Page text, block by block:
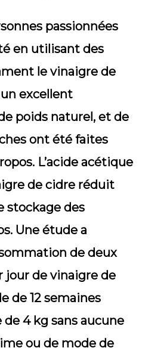
passionnées
en utilisant des
le vinaigre de
excellent
poids naturel, et de
ont été faites
L’acide acétique
de cidre réduit
stockage des
Une étude a
de deux
jour de vinaigre de
de 12 semaines
4 kg sans aucune
ou de mode de